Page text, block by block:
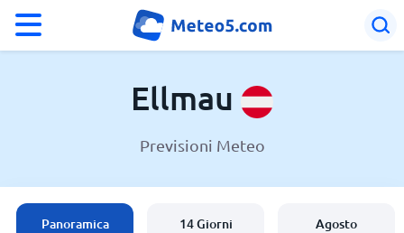
Austria
Ellmau
Previsioni Meteo
Panoramica 14 Giorni Agosto